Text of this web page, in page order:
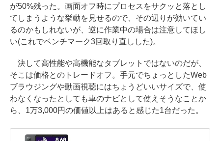
が50%残った。画面オフ時にプロセスをサクッと落とし
てしまうような挙動を見せるので、その辺りが効いてい
るのかもしれないが、逆に作業中の場合は注意してほし
い(これでベンチマーク3回取り直しした)。
決して高性能や高機能なタブレットではないのだが、
そこは価格とのトレードオフ。手元でちょっとしたWeb
ブラウジングや動画視聴にはちょうどいいサイズで、使
わなくなったとしても車のナビとして使えそうなことか
ら、1万3,000円の価値以上はあると感じた1台だった。